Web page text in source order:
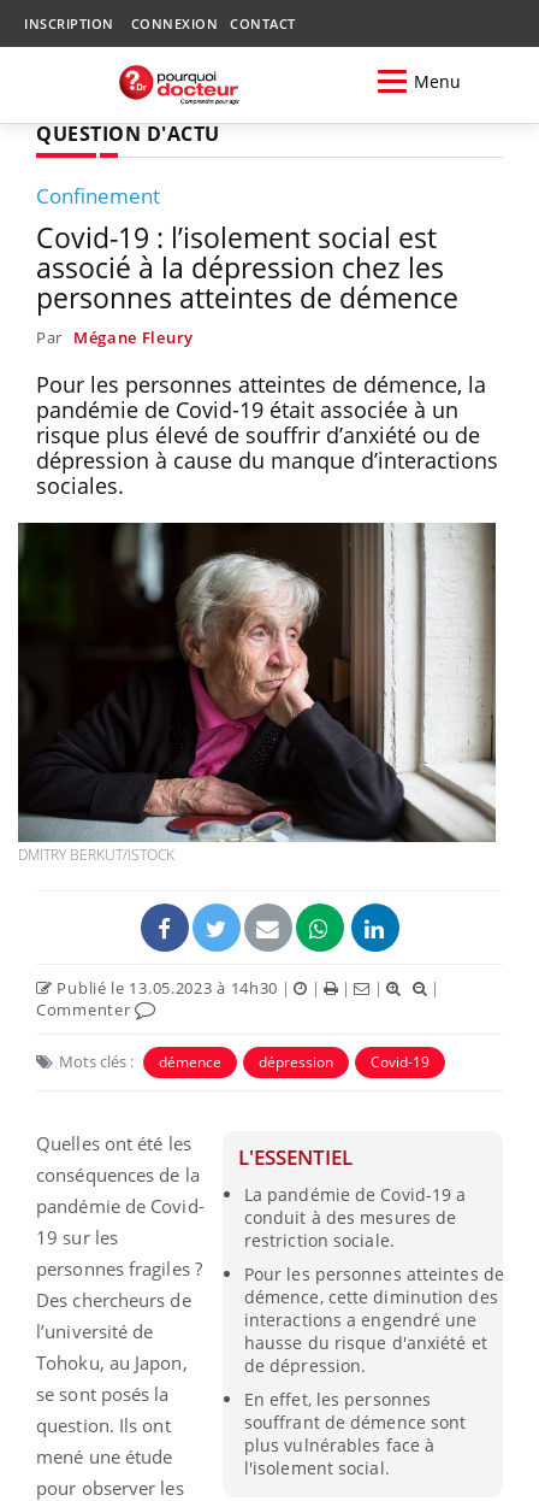
INSCRIPTION CONNEXION CONTACT
Menu
QUESTION D'ACTU
Confinement
Covid-19 : l’isolement social est
associé à la dépression chez les
personnes atteintes de démence
Par Mégane Fleury
Pour les personnes atteintes de démence, la
pandémie de Covid-19 était associée à un
risque plus élevé de souffrir d’anxiété ou de
dépression à cause du manque d’interactions
sociales.
DMITRY BERKUT/ISTOCK
Publié le 13.05.2023 à 14h30 | | | |
|
Commenter
Mots clés : démence dépression Covid-19
L'ESSENTIEL
La pandémie de Covid-19 a
conduit à des mesures de
restriction sociale.
Pour les personnes atteintes de
démence, cette diminution des
interactions a engendré une
hausse du risque d'anxiété et
de dépression.
En effet, les personnes
souffrant de démence sont
plus vulnérables face à
l'isolement social.
Quelles ont été les
conséquences de la
pandémie de Covid-
19 sur les
personnes fragiles ?
Des chercheurs de
l’université de
Tohoku, au Japon,
se sont posés la
question. Ils ont
mené une étude
pour observer les